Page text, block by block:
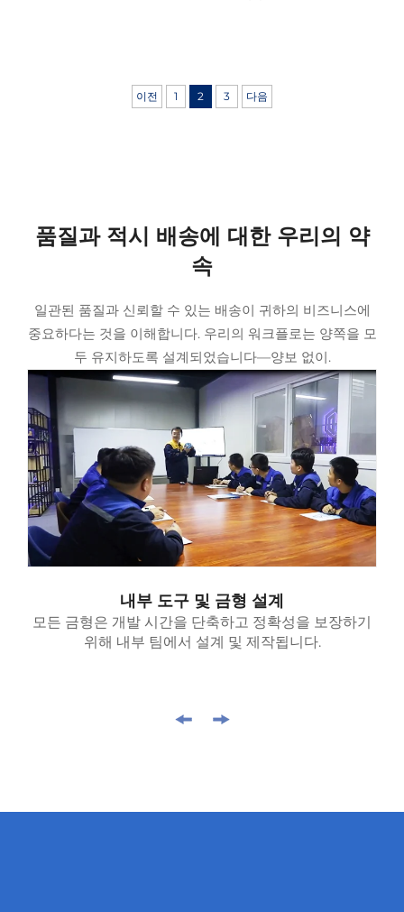
이전 1 2 3 다음
품질과 적시 배송에 대한 우리의 약
속
일관된 품질과 신뢰할 수 있는 배송이 귀하의 비즈니스에
중요하다는 것을 이해합니다. 우리의 워크플로는 양쪽을 모
두 유지하도록 설계되었습니다—양보 없이.
내부 도구 및 금형 설계
모든 금형은 개발 시간을 단축하고 정확성을 보장하기
위해 내부 팀에서 설계 및 제작됩니다.